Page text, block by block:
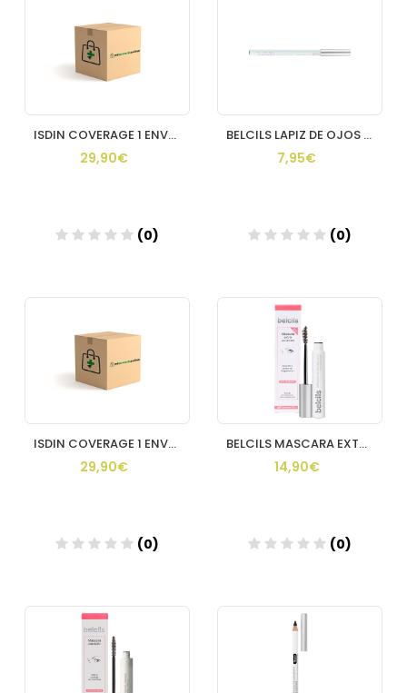
ISDIN COVERAGE 1 ENVASE 30 g COLOR 3.0 SAND
29,90€
(0)
BELCILS LAPIZ DE OJOS HIPOALERGENICO 1 UNIDAD COLOR NEGRO
7,95€
(0)
ISDIN COVERAGE 1 ENVASE 30 g COLOR 5.0 BRONZE
29,90€
(0)
BELCILS MASCARA EXTRA VOLUMEN 1 ENVASE 8 ML
14,90€
(0)